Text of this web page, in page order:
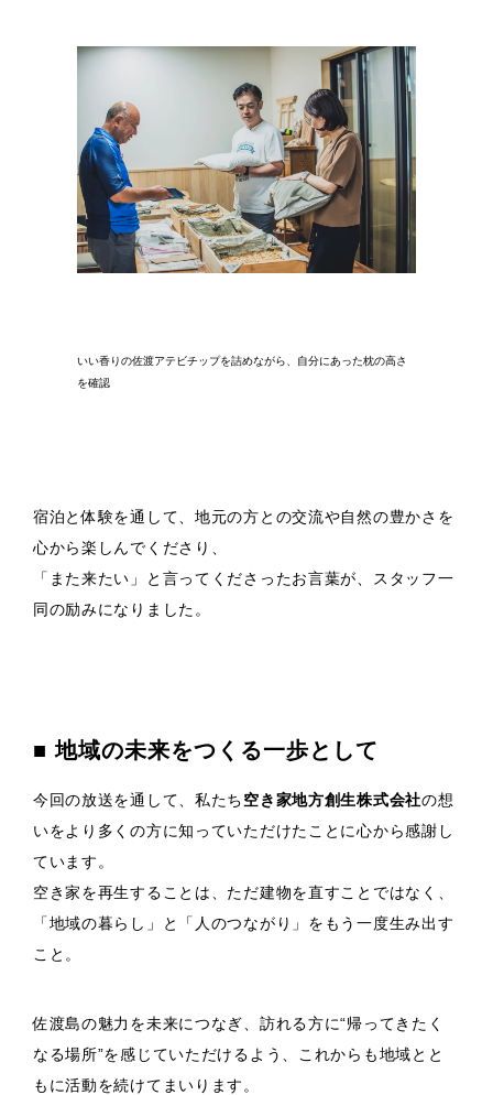
いい香りの佐渡アテビチップを詰めながら、自分にあった枕の高さ
を確認
宿泊と体験を通して、地元の方との交流や自然の豊かさを
心から楽しんでくださり、
「また来たい」と言ってくださったお言葉が、スタッフ一
同の励みになりました。
■ 地域の未来をつくる一歩として
今回の放送を通して、私たち空き家地方創生株式会社の想
いをより多くの方に知っていただけたことに心から感謝し
ています。
空き家を再生することは、ただ建物を直すことではなく、
「地域の暮らし」と「人のつながり」をもう一度生み出す
こと。
佐渡島の魅力を未来につなぎ、訪れる方に“帰ってきたく
なる場所”を感じていただけるよう、これからも地域とと
もに活動を続けてまいります。